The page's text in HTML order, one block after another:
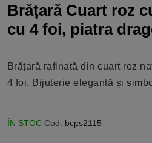
Brățară Cuart roz
cu 4 foi, piatra
Brățară rafinată din cuart roz
4 foi. Bijuterie elegantă și
ÎN STOC Cod: bcps2115